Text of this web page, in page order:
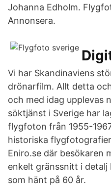
Johanna Edholm.
Annonsera.
Vi har Skandinaviens
drönarfilm. Allt detta
och med idag upplevas
söktjänst i Sverige har
flygfoton från 1955-
historiska
Eniro.se där besökaren
enkelt gränssnitt i detalj
som hänt på 60 år.